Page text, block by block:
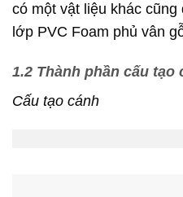
có một vật liệu khác
lớp PVC Foam phủ vân
1.2 Thành phần cấu tạo
Cấu tạo cánh